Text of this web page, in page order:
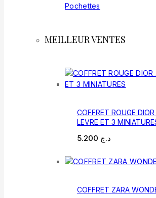
Pochettes
MEILLEUR VENTES
COFFRET ROUGE
LEVRE ET 3
د.ج
COFFRET ZARA